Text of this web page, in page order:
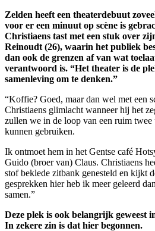
Zelden heeft een theaterdebuut
voor er een minuut op scène is
Christiaens tast met een stuk over
Reinoudt (26), waarin het publiek
dan ook de grenzen af van wat
verantwoord is. “Het theater is de
samenleving om te denken.”
“Koffie? Goed, maar dan wel met een
Christiaens glimlacht wanneer hij het
zullen we in de loop van een ruim twee
kunnen gebruiken.
Ik ontmoet hem in het Gentse café
Guido (broer van) Claus. Christiaens
stof beklede zitbank genesteld en kijkt
gesprekken hier heb ik meer geleerd
samen.”
Deze plek is ook belangrijk geweest
In zekere zin is dat hier begonnen.